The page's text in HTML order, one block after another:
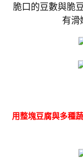
脆口的豆數與脆
有滑
用整塊豆腐與多種